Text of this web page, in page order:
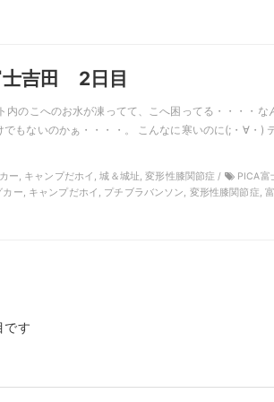
吉田 2日目
のこへのお水が凍ってて、こへ困ってる・・・・な
もないのかぁ・・・・。 こんなに寒いのに(;・∀・)
ー, キャンプだホイ, 城＆城址, 変形性膝関節症 /
PICA富
ー, キャンプだホイ, プチブラバンソン, 変形性膝関節症,
です